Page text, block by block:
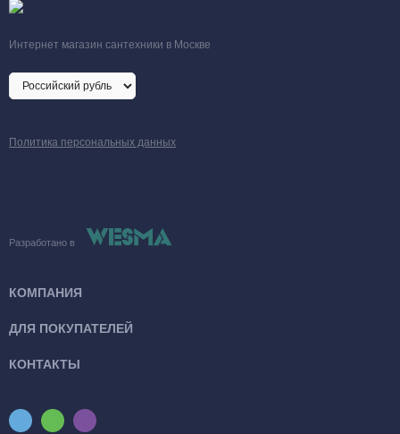
Интернет магазин сантехники в Москве
Политика персональных данных
Разработано в
КОМПАНИЯ
ДЛЯ ПОКУПАТЕЛЕЙ
КОНТАКТЫ